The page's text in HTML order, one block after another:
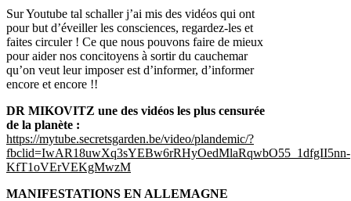
Sur Youtube tal schaller j’ai mis des vidéos qui ont
pour but d’éveiller les consciences, regardez-les et
faites circuler ! Ce que nous pouvons faire de mieux
pour aider nos concitoyens à sortir du cauchemar
qu’on veut leur imposer est d’informer, d’informer
encore et encore !!
DR MIKOVITZ une des vidéos les plus censurée
de la planète :
https://mytube.secretsgarden.be/video/plandemic/?
fbclid=IwAR18uwXq3sYEBw6rRHyOedMlaRqwbO55_1dfgII5nn-
KfT1oVErVEKgMwzM
MANIFESTATIONS EN ALLEMAGNE